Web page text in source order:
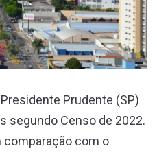
Prudente (SP)
segundo Censo de 2022.
comparação com o